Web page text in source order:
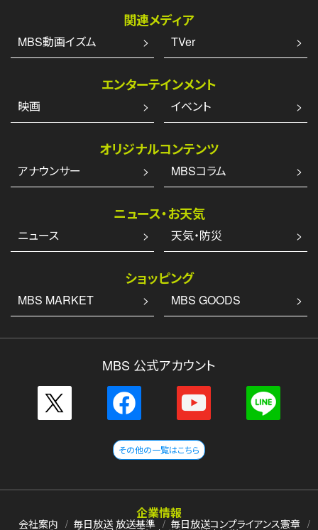
関連メディア
MBS動画イズム TVer
エンターテインメント
映画 イベント
オリジナルコンテンツ
アナウンサー MBSコラム
ニュース・お天気
ニュース 天気・防災
ショッピング
MBS MARKET MBS GOODS
MBS 公式アカウント
その他の一覧はこちら
企業情報
会社案内 毎日放送 放送基準 毎日放送コンプライアンス憲章